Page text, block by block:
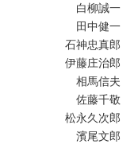
白柳誠一
田中健一
石神忠真郎
伊藤庄治郎
相馬信夫
佐藤千敬
松永久次郎
濱尾文郎